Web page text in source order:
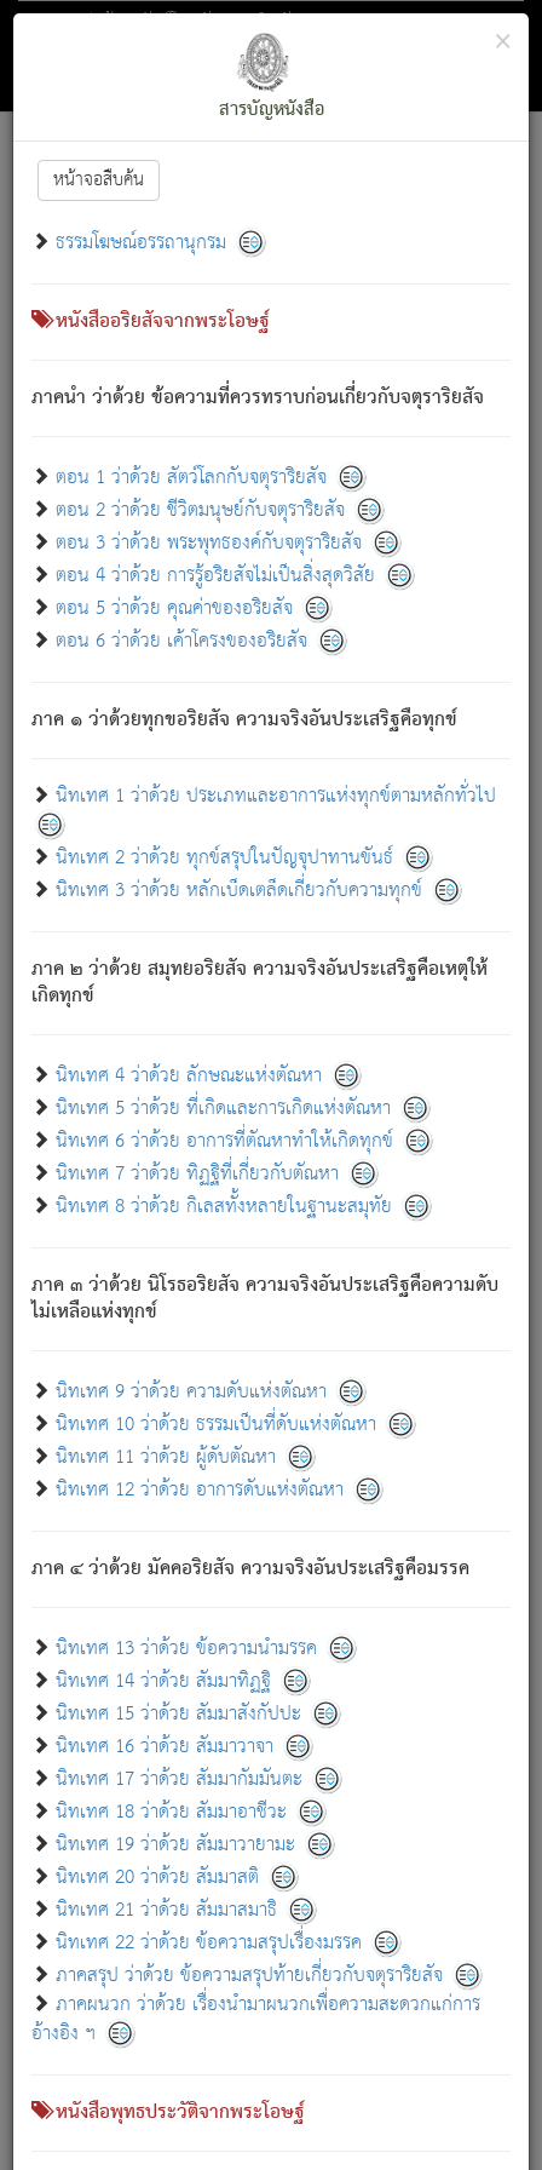
ตอน 1 ว่าด้วย สัตว์โลกกับจตุราริยสัจ
สารบัญ×
สารบัญหนังสือ
หน้าจอสืบค้น
ธรรมโฆษณ์อรรถานุกรม
หนังสืออริยสัจจากพระโอษฐ์
ภาคนำ ว่าด้วย ข้อความที่ควรทราบก่อนเกี่ยวกับจตุราริยสัจ
ตอน 1 ว่าด้วย สัตว์โลกกับจตุราริยสัจ
ตอน 2 ว่าด้วย ชีวิตมนุษย์กับจตุราริยสัจ
ตอน 3 ว่าด้วย พระพุทธองค์กับจตุราริยสัจ
ตอน 4 ว่าด้วย การรู้อริยสัจไม่เป็นสิ่งสุดวิสัย
ตอน 5 ว่าด้วย คุณค่าของอริยสัจ
ตอน 6 ว่าด้วย เค้าโครงของอริยสัจ
ภาค ๑ ว่าด้วยทุกขอริยสัจ ความจริงอันประเสริฐคือทุกข์
นิทเทศ 1 ว่าด้วย ประเภทและอาการแห่งทุกข์ตามหลักทั่วไป
นิทเทศ 2 ว่าด้วย ทุกข์สรุปในปัญจุปาทานขันธ์
นิทเทศ 3 ว่าด้วย หลักเบ็ดเตล็ดเกี่ยวกับความทุกข์
ภาค ๒ ว่าด้วย สมุทยอริยสัจ ความจริงอันประเสริฐคือเหตุให้
เกิดทุกข์
นิทเทศ 4 ว่าด้วย ลักษณะแห่งตัณหา
นิทเทศ 5 ว่าด้วย ที่เกิดและการเกิดแห่งตัณหา
นิทเทศ 6 ว่าด้วย อาการที่ตัณหาทำให้เกิดทุกข์
นิทเทศ 7 ว่าด้วย ทิฏฐิที่เกี่ยวกับตัณหา
นิทเทศ 8 ว่าด้วย กิเลสทั้งหลายในฐานะสมุทัย
ภาค ๓ ว่าด้วย นิโรธอริยสัจ ความจริงอันประเสริฐคือความดับ
ไม่เหลือแห่งทุกข์
นิทเทศ 9 ว่าด้วย ความดับแห่งตัณหา
นิทเทศ 10 ว่าด้วย ธรรมเป็นที่ดับแห่งตัณหา
นิทเทศ 11 ว่าด้วย ผู้ดับตัณหา
นิทเทศ 12 ว่าด้วย อาการดับแห่งตัณหา
ภาค ๔ ว่าด้วย มัคคอริยสัจ ความจริงอันประเสริฐคือมรรค
นิทเทศ 13 ว่าด้วย ข้อความนำมรรค
นิทเทศ 14 ว่าด้วย สัมมาทิฏฐิ
นิทเทศ 15 ว่าด้วย สัมมาสังกัปปะ
นิทเทศ 16 ว่าด้วย สัมมาวาจา
นิทเทศ 17 ว่าด้วย สัมมากัมมันตะ
นิทเทศ 18 ว่าด้วย สัมมาอาชีวะ
นิทเทศ 19 ว่าด้วย สัมมาวายามะ
นิทเทศ 20 ว่าด้วย สัมมาสติ
นิทเทศ 21 ว่าด้วย สัมมาสมาธิ
นิทเทศ 22 ว่าด้วย ข้อความสรุปเรื่องมรรค
ภาคสรุป ว่าด้วย ข้อความสรุปท้ายเกี่ยวกับจตุราริยสัจ
ภาคผนวก ว่าด้วย เรื่องนำมาผนวกเพื่อความสะดวกแก่การ
อ้างอิง ฯ
หนังสือพุทธประวัติจากพระโอษฐ์
Font :15 ]||
สัตว์โลกนี้ เกิดความเดือดร้อนแล้ว มีผัสสะบังหน้า
เขาสำคัญสิ่งใด โดยความเป็นประการใด แต่สิ่งนั้นย่อมเป็น
(ตามที่เป็นจริง) โดยประการอื่นจากที่เขาสำคัญนั้น
สัตว์โลกติดข้องอยู่ในภพ ถูกภพบังหน้าแล้ว มีภพโดยความ
เป็นอย่างอื่น (จากที่มันเป็นอยู่จริง) จึงได้เพลิดเพลินยิ่งนักในภพ
เขาเพลิดเพลินยิ่งนักในสิ่งใด สิ่งนั้นเป็นภัย (ที่เขาไม่รู้จัก)
เขากลัวต่อสิ่งใดสิ่งนั้นเป็นทุกข์
พรหมจรรย์นี้ อันบุคคลย่อมประพฤติ ก็เพื่อการละขาดซึ่ง
ภพ.
สมณะหรือพราหมณ์เหล่าใด กล่าวความหลุดพ้นจากภพว่า
มีได้เพราะภพ เรากล่าวว่า สมณะหรือพราหมณ์ทั้งปวงนั้น
มิใช่ผู้หลดพ้นจากภพ.
ภพ ว่ามีได้เพราะวิภพ[2]: เรากล่าวว่า สมณะหรือพราหมณ์ทั้ง
ปวงนั้น ก็ยังสลัดภพออกไปไม่ได้.
ก็ทุกข์นี้มีขึ้น เพราะอาศัยซึ่งอุปธิทั้งปวง.
เพราะความสิ้นไปแห่งอุปาทานทั้งปวง ความเกิดขึ้นแห่ง
ทุกข์จึงไม่มี.
ท่านจงดูโลกนี้เถิด (จะเห็นว่า) สัตว์ทั้งหลายอันอวิชาหนา
แน่นบังหนาแล้ว; และว่า สัตว์ผู้ยินดีในภพอันเป็นแล้วนั้น ย่อม
อันเป็นไปในที่หรือเวลาทั้งปวง[3]เพื่อความมีแห่งประโยชน์โดย
ประการทั้งปวง; ภพทั้งหลายทั้งหมดนั้น ไม่เที่ยง เป็นทุกข์ มี
ความแปรปรวนเป็นธรรมดา.
อย่างนี้อยู่; เขาย่อมละภวตัณหาได้ และไม่เพลิดเพลินวิภวตัณหา
ด้วย.
ความดับเพราะความสำรอกไม่เหลือ (แห่งภพทั้งหลาย)
เพราะความสิ้นไปแห่งตัณหาโดยประการทั้งปวง นั้นคือ
นิพพาน.
ภพใหม่ย่อมไม่มีแก่ภิกษุนั้น ผู้ดับเย็นสนิทแล้ว เพราะไม่มี
ภิกษุนั้น เป็นผู้ครอบงำมารได้แล้ว ชนะสงครามแล้ว ก้าวล่วง
ภพทั้งหลายทั้งปวงได้แล้ว เป็นผู้คงที่ (คือไม่เปลี่ยนแปลงอีกต่อ
- อุ.ขุ. ๒๕/๑๒๑/๘๔.
(ข้อความนี้ เป็นพระพุทธอุทานที่ทรงเปล่งออก ที่โคนต้นโพธิ์
เป็นที่ตรัสรู้ เมื่อตรัสรู้แล้วได้ 7 วัน)
เกี่ยวกับธรรมโฆษณ์ออนไลน์ (Disclaimer)
แม้ระบบ "ธรรมโฆษณ์ออนไลน์" พยายามปรับปรุงข้อมูลให้ถูกต้องมากที่สุด
ผู้ศึกษาก็พึงตรวจสอบกับตัวเล่มหนังสือต้นฉบับ ที่มีการพิมพ์ครั้งล่าสุด
ก่อนนำข้อมูลไปใช้ในการอ้างอิง"
เกี่ยวกับอัตถจารี|เกี่ยวกับการพัฒนา|แจ้งข้อผิดพลาด / แนะนำ
หนังสือที่เกี่ยวข้อง